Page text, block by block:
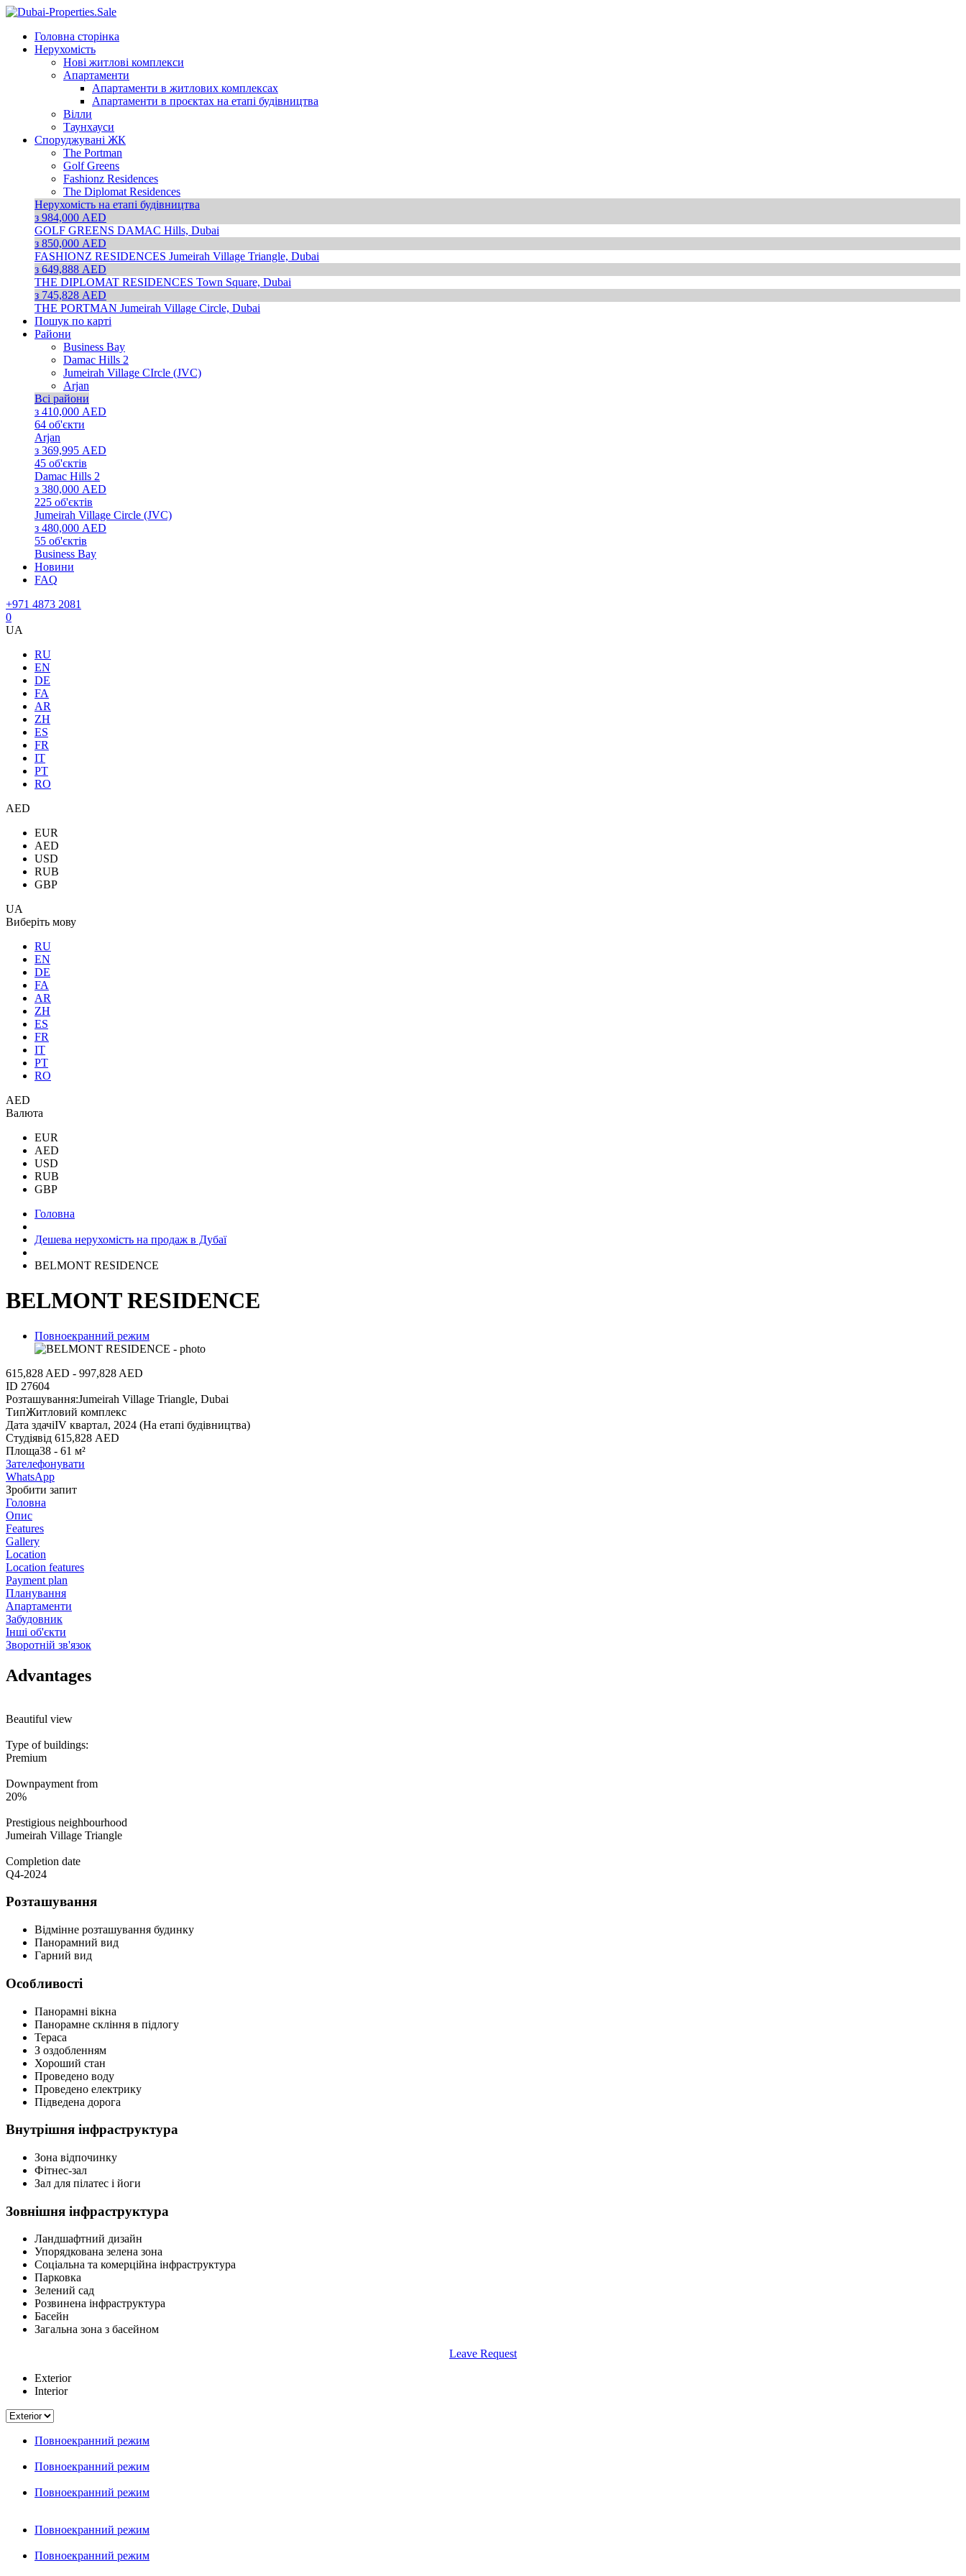
Головна сторінка
Нерухомість
Нові житлові комплекси
Апартаменти
Апартаменти в житлових комплексах
Апартаменти в проєктах на етапі будівництва
Вілли
Таунхауси
Споруджувані ЖК
The Portman
Golf Greens
Fashionz Residences
The Diplomat Residences
Нерухомість на етапі будівництва
з 984,000 AED
GOLF GREENS DAMAC Hills, Dubai
з 850,000 AED
FASHIONZ RESIDENCES Jumeirah Village Triangle, Dubai
з 649,888 AED
THE DIPLOMAT RESIDENCES Town Square, Dubai
з 745,828 AED
THE PORTMAN Jumeirah Village Circle, Dubai
Пошук по карті
Райони
Business Bay
Damac Hills 2
Jumeirah Village CIrcle (JVC)
Arjan
Всі райони
з 410,000 AED
64 об'єкти
Arjan
з 369,995 AED
45 об'єктів
Damac Hills 2
з 380,000 AED
225 об'єктів
Jumeirah Village Circle (JVC)
з 480,000 AED
55 об'єктів
Business Bay
Новини
FAQ
+971 4873 2081
0
UA
RU
EN
DE
FA
AR
ZH
ES
FR
IT
PT
RO
AED
EUR
AED
USD
RUB
GBP
UA
Виберіть мову
RU
EN
DE
FA
AR
ZH
ES
FR
IT
PT
RO
AED
Валюта
EUR
AED
USD
RUB
GBP
Головна
Дешева нерухомість на продаж в Дубаї
BELMONT RESIDENCE
BELMONT RESIDENCE
Повноекранний режим
615,828 AED - 997,828 AED
ID 27604
Розташування:Jumeirah Village Triangle, Dubai
ТипЖитловий комплекс
Дата здачіIV квартал, 2024 (На етапі будівництва)
Студіявід 615,828 AED
Площа38 - 61 м²
Зателефонувати
WhatsApp
Зробити запит
Головна
Опис
Features
Gallery
Location
Location features
Payment plan
Планування
Апартаменти
Забудовник
Інші об'єкти
Зворотній зв'язок
Advantages
Beautiful view
Type of buildings:
Premium
Downpayment from
20%
Prestigious neighbourhood
Jumeirah Village Triangle
Completion date
Q4-2024
Розташування
Відмінне розташування будинку
Панорамний вид
Гарний вид
Особливості
Панорамні вікна
Панорамне скління в підлогу
Тераса
З оздобленням
Хороший стан
Проведено воду
Проведено електрику
Підведена дорога
Внутрішня інфраструктура
Зона відпочинку
Фітнес-зал
Зал для пілатес і йоги
Зовнішня інфраструктура
Ландшафтний дизайн
Упорядкована зелена зона
Соціальна та комерційна інфраструктура
Парковка
Зелений сад
Розвинена інфраструктура
Басейн
Загальна зона з басейном
Leave Request
Exterior
Interior
Повноекранний режим
Повноекранний режим
Повноекранний режим
Повноекранний режим
Повноекранний режим